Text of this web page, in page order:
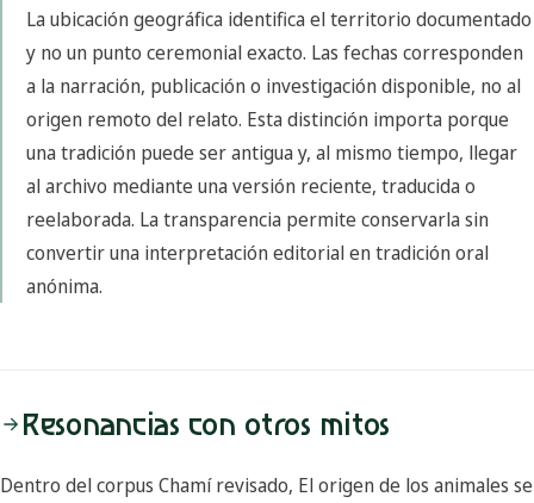
La ubicación geográfica identifica el territorio documentado
y no un punto ceremonial exacto. Las fechas corresponden
a la narración, publicación o investigación disponible, no al
origen remoto del relato. Esta distinción importa porque
una tradición puede ser antigua y, al mismo tiempo, llegar
al archivo mediante una versión reciente, traducida o
reelaborada. La transparencia permite conservarla sin
convertir una interpretación editorial en tradición oral
anónima.
Resonancias con otros mitos
Dentro del corpus Chamí revisado, El origen de los animales se